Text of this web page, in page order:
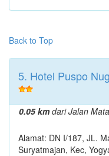
Back to Top
5. Hotel Puspo
0.05 kmdari Jalan
Alamat: DN I/187, JL.
Suryatmajan, Kec,